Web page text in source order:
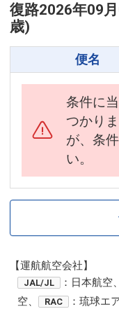
復路2026年09月
歳)
便名
条件に
つかり
が、条
い。
【運航航空会社】
JAL/JL ：日本航空、
空、
RAC ：琉球エ